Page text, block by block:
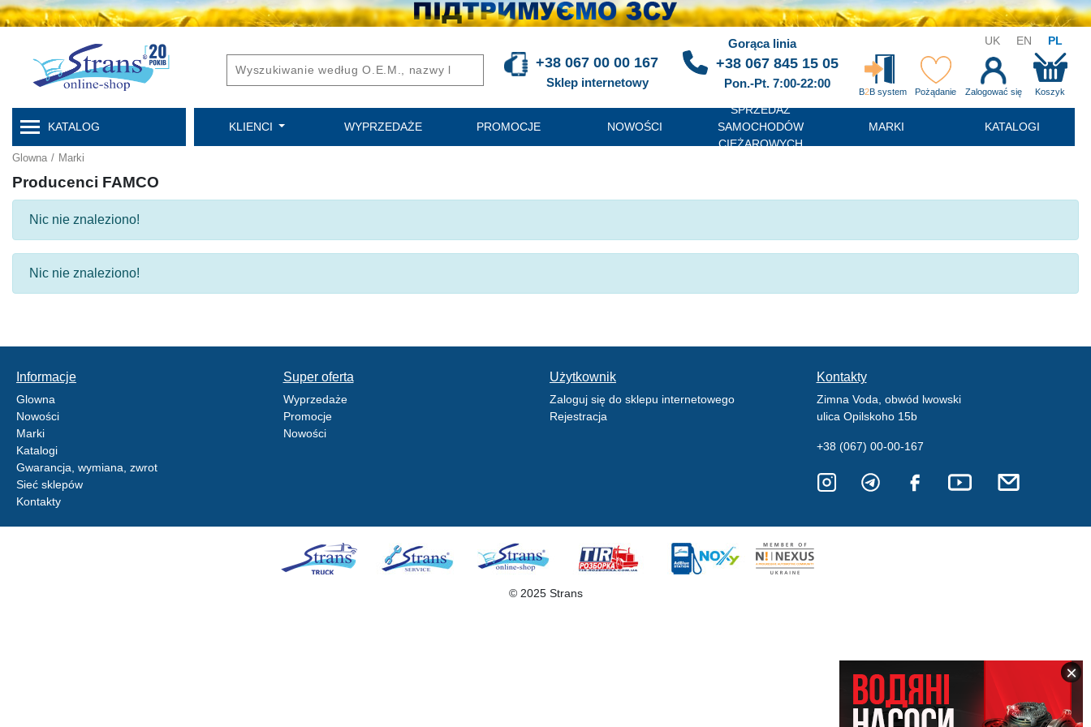
UK EN PL
+38 067 00 00 167
Sklep internetowy
Gorąca linia
+38 067 845 15 05
Pon.-Pt. 7:00-22:00
B2B system Pożądanie Zalogować się Koszyk
KATALOG KLIENCI WYPRZEDAŻE PROMOCJE NOWOŚCI
SPRZEDAŻ
SAMOCHODÓW
CIĘŻAROWYCH
MARKI KATALOGI
Glowna / Marki
Producenci FAMCO
Nic nie znaleziono!
Nic nie znaleziono!
Informacje
Glowna
Nowości
Marki
Katalogi
Gwarancja, wymiana, zwrot
Sieć sklepów
Kontakty
Super oferta
Wyprzedaże
Promocje
Nowości
Użytkownik
Zaloguj się do sklepu internetowego
Rejestracja
Kontakty
Zimna Voda, obwód lwowski
ulica Opilskoho 15b
+38 (067) 00-00-167
© 2025 Strans
×